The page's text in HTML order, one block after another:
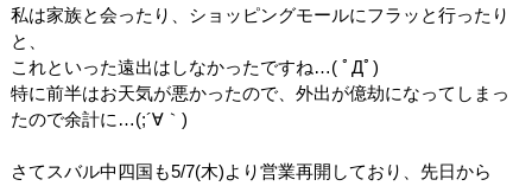
私は家族と会ったり、ショッピングモールにフラッと行ったり
と、
これといった遠出はしなかったですね…( ﾟДﾟ)
特に前半はお天気が悪かったので、外出が億劫になってしまっ
たので余計に…(;´∀｀)
さてスバル中四国も5/7(木)より営業再開しており、先日から